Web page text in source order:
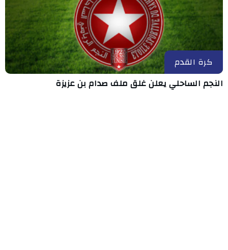
كرة القدم
النجم الساحلي يعلن غلق ملف صدام بن عزيزة